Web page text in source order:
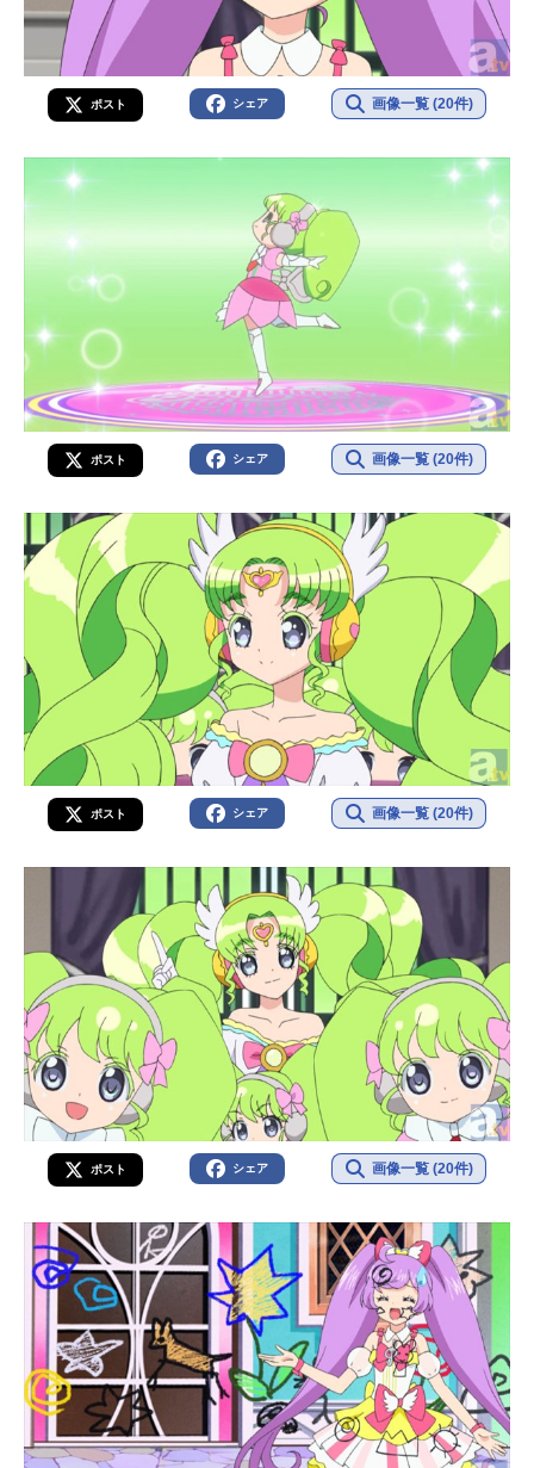
ポスト シェア 画像一覧 (20件)
ポスト シェア 画像一覧 (20件)
ポスト シェア 画像一覧 (20件)
ポスト シェア 画像一覧 (20件)